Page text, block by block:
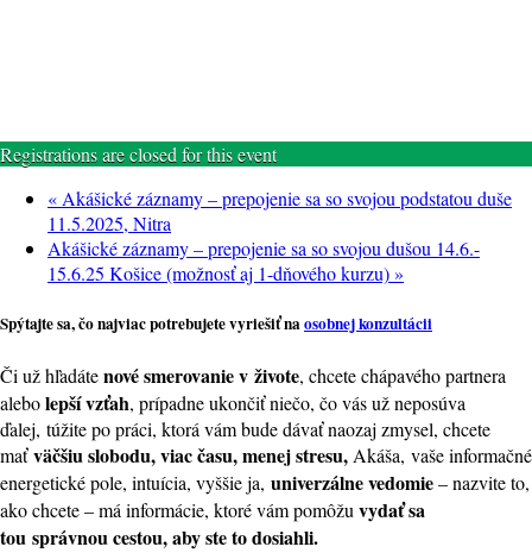
Registrations are closed for this event
« Akášické záznamy – prepojenie sa so svojou podstatou duše
11.5.2025, Nitra
Akášické záznamy – prepojenie sa so svojou dušou 14.6.-
15.6.25 Košice (možnosť aj 1-dňového kurzu)»
Spýtajte sa, čo najviac potrebujete vyriešiť naosobnej konzultácii
Či už hľadátenové smerovanie v živote, chcete chápavého partnera
alebolepší vzťah, prípadne ukončiť niečo, čo vás už neposúva
ďalej, túžite po práci, ktorá vám bude dávať naozaj zmysel, chcete
maťväčšiu slobodu, viac času, menej stresu,Akáša, vaše informačné
energetické pole, intuícia, vyššie ja, univerzálne vedomie– nazvite to,
ako chcete – má informácie, ktoré vám pomôžuvydať sa
tou správnou cestou, aby ste to dosiahli.